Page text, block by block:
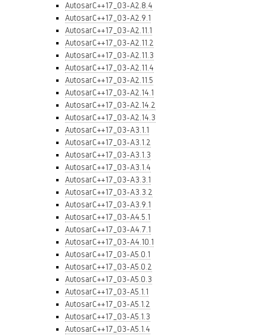
AutosarC++17_03-A2.8.4
AutosarC++17_03-A2.9.1
AutosarC++17_03-A2.11.1
AutosarC++17_03-A2.11.2
AutosarC++17_03-A2.11.3
AutosarC++17_03-A2.11.4
AutosarC++17_03-A2.11.5
AutosarC++17_03-A2.14.1
AutosarC++17_03-A2.14.2
AutosarC++17_03-A2.14.3
AutosarC++17_03-A3.1.1
AutosarC++17_03-A3.1.2
AutosarC++17_03-A3.1.3
AutosarC++17_03-A3.1.4
AutosarC++17_03-A3.3.1
AutosarC++17_03-A3.3.2
AutosarC++17_03-A3.9.1
AutosarC++17_03-A4.5.1
AutosarC++17_03-A4.7.1
AutosarC++17_03-A4.10.1
AutosarC++17_03-A5.0.1
AutosarC++17_03-A5.0.2
AutosarC++17_03-A5.0.3
AutosarC++17_03-A5.1.1
AutosarC++17_03-A5.1.2
AutosarC++17_03-A5.1.3
AutosarC++17_03-A5.1.4